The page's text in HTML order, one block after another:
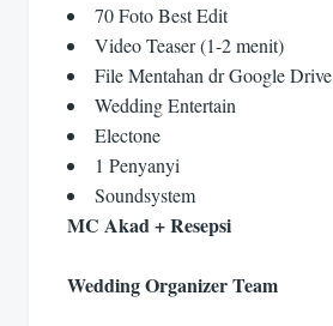
70 Foto Best Edit
Video Teaser (1-2 menit)
File Mentahan dr Google Drive
Wedding Entertain
Electone
1 Penyanyi
Soundsystem
MC Akad + Resepsi
Wedding Organizer Team